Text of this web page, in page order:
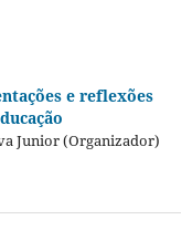
e reflexões
Junior (Organizador)